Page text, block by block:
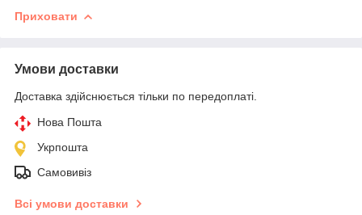
Приховати
Умови доставки
Доставка здійснюється тільки по передоплаті.
Нова Пошта
Укрпошта
Самовивіз
Всі умови доставки